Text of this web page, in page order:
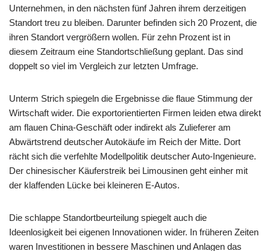
Unternehmen, in den nächsten fünf Jahren ihrem derzeitigen
Standort treu zu bleiben. Darunter befinden sich 20 Prozent, die
ihren Standort vergrößern wollen. Für zehn Prozent ist in
diesem Zeitraum eine Standortschließung geplant. Das sind
doppelt so viel im Vergleich zur letzten Umfrage.
Unterm Strich spiegeln die Ergebnisse die flaue Stimmung der
Wirtschaft wider. Die exportorientierten Firmen leiden etwa direkt
am flauen China-Geschäft oder indirekt als Zulieferer am
Abwärtstrend deutscher Autokäufe im Reich der Mitte. Dort
rächt sich die verfehlte Modellpolitik deutscher Auto-Ingenieure.
Der chinesischer Käuferstreik bei Limousinen geht einher mit
der klaffenden Lücke bei kleineren E-Autos.
Die schlappe Standortbeurteilung spiegelt auch die
Ideenlosigkeit bei eigenen Innovationen wider. In früheren Zeiten
waren Investitionen in bessere Maschinen und Anlagen das